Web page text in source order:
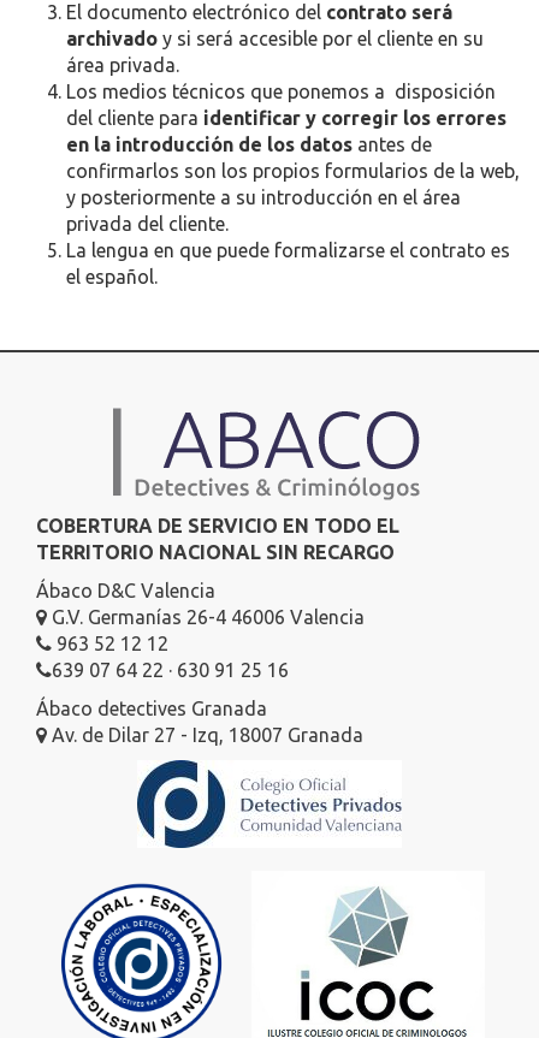
El documento electrónico del contrato será
archivado y si será accesible por el cliente en su
área privada.
Los medios técnicos que ponemos a disposición
del cliente para identificar y corregir los errores
en la introducción de los datos antes de
confirmarlos son los propios formularios de la web,
y posteriormente a su introducción en el área
privada del cliente.
La lengua en que puede formalizarse el contrato es
el español.
COBERTURA DE SERVICIO EN TODO EL
TERRITORIO NACIONAL SIN RECARGO
Ábaco D&C Valencia
G.V. Germanías 26-4 46006 Valencia
963 52 12 12
639 07 64 22 · 630 91 25 16
Ábaco detectives Granada
Av. de Dilar 27 - Izq, 18007 Granada